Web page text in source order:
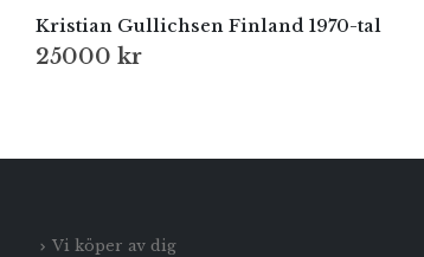
Kristian Gullichsen Finland 1970-tal
25000 kr
Vi köper av dig